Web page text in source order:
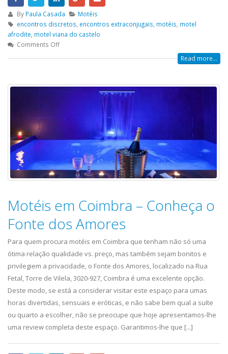
By Paula Casada
Motéis
encontros discretos encontros extraconjugais motéis motel
afrodite motel viana do castelo
Comments Off
Read more...
Motéis em Coimbra – Conheça o
Fonte dos Amores
Para quem procura motéis em Coimbra que tenham não só uma
ótima relação qualidade vs. preço, mas também sejam bonitos e
privilegiem a privacidade, o Fonte dos Amores, localizado na Rua
Fetal, Torre de Vilela, 3020-927, Coimbra é uma excelente opção.
Deste modo, se está a considerar visitar este espaço para umas
horas divertidas, sensuais e eróticas, e não sabe bem qual a suíte
ou quarto a escolher, não se preocupe que hoje apresentamos-lhe
uma review completa deste espaço. Garantimos-lhe que [...]